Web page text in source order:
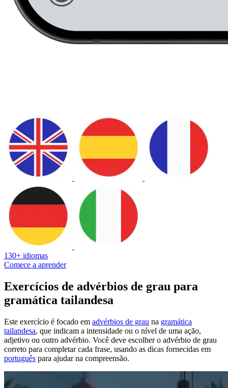
130+ idiomas
Comece a aprender
Exercícios de advérbios de grau para
gramática tailandesa
Este exercício é focado em advérbios de grau na gramática
tailandesa, que indicam a intensidade ou o nível de uma ação,
adjetivo ou outro advérbio. Você deve escolher o advérbio de grau
correto para completar cada frase, usando as dicas fornecidas em
português para ajudar na compreensão.